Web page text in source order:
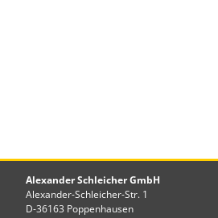
Alexander Schleicher GmbH
Alexander-Schleicher-Str. 1
D-36163 Poppenhausen